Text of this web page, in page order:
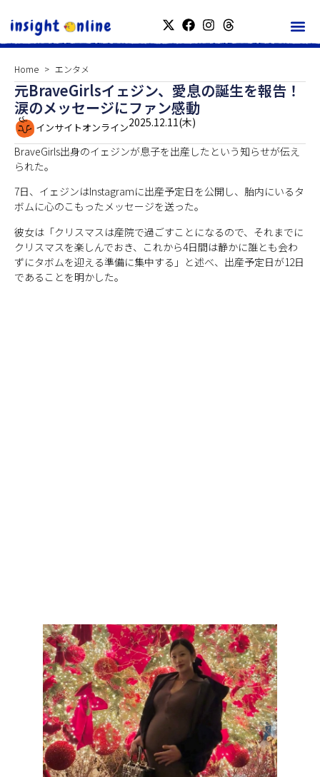
Home エンタメ
元BraveGirlsイェジン、愛息の誕生を報告！
涙のメッセージにファン感動
インサイトオンライン2025.12.11(木)
BraveGirls出身のイェジンが息子を出産したという知らせが伝え
られた。
7日、イェジンはInstagramに出産予定日を公開し、胎内にいるタ
ボムに心のこもったメッセージを送った。
彼女は「クリスマスは産院で過ごすことになるので、それまでに
クリスマスを楽しんでおき、これから4日間は静かに誰とも会わ
ずにタボムを迎える準備に集中する」と述べ、出産予定日が12日
であることを明かした。